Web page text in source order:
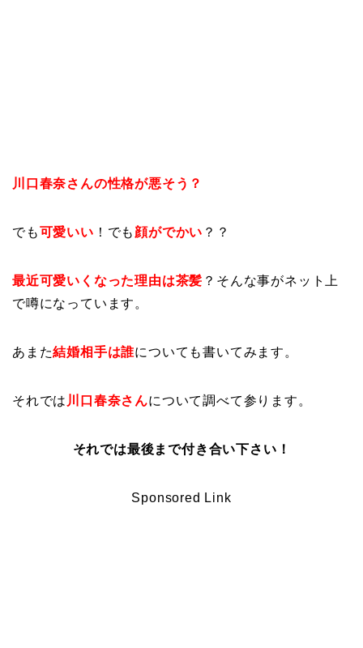
川口春奈さんの性格が悪そう？
でも可愛いい ！でも 顔がでかい ？？
最近可愛いくなった理由は茶髪 ？そんな事がネット上
で噂になっています。
あまた結婚相手は誰についても書いてみます。
それでは 川口春奈さんについて調べて参ります。
それでは最後まで付き合い下さい！
Sponsored Link